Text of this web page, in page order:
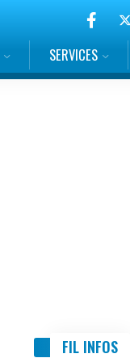
SERVICES
FIL INFOS